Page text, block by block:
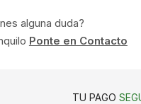
alguna duda?
Ponte en Contacto
TU PAGO